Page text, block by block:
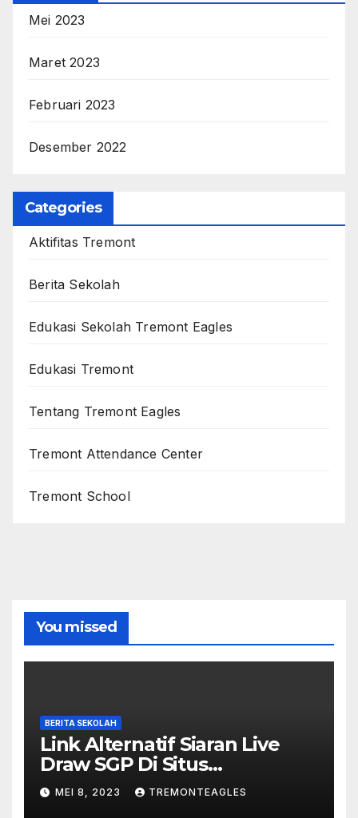
Mei 2023
Maret 2023
Februari 2023
Desember 2022
Categories
Aktifitas Tremont
Berita Sekolah
Edukasi Sekolah Tremont Eagles
Edukasi Tremont
Tentang Tremont Eagles
Tremont Attendance Center
Tremont School
You missed
BERITA SEKOLAH
Link Alternatif Siaran Live
Draw SGP Di Situs
violinsofhopelou.com
MEI 8, 2023 TREMONTEAGLES